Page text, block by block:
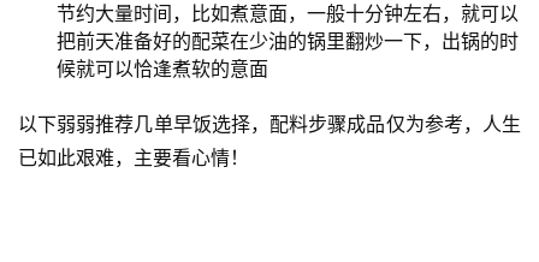
节约大量时间，比如煮意面，一般十分钟左右，就可以
把前天准备好的配菜在少油的锅里翻炒一下，出锅的时
候就可以恰逢煮软的意面
以下弱弱推荐几单早饭选择，配料步骤成品仅为参考，人生
已如此艰难，主要看心情！